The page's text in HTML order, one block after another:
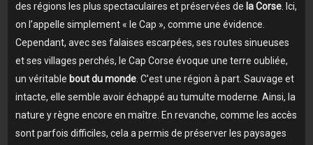
des régions les plus spectaculaires et préservées de la Corse. Ici,
on l’appelle simplement « le Cap », comme une évidence.
Cependant, avec ses falaises escarpées, ses routes sinueuses
et ses villages perchés, le Cap Corse évoque une terre oubliée,
un véritable bout du monde. C’est une région à part. Sauvage et
intacte, elle semble avoir échappé au tumulte moderne. Ainsi, la
nature y règne encore en maître. En revanche, comme les accès
sont parfois difficiles, cela a permis de préserver les paysages